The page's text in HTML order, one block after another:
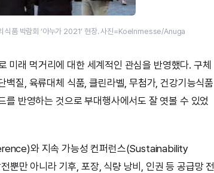
식품 박람회 ‘아누가 2021’ 현장. 사진=Koelnmesse/Anuga
미래 먹거리에 대한 세계적인 관심을 반영했다. 구체
질, 육류대체 식품, 클린라벨, 무첨가, 건강기능식품
반영하는 것으로 부대행사에서도 잘 엿볼 수 있었
와 지속 가능성 컨퍼런스(Sustainability
만 아니라 기후, 포장, 식량 낭비, 인권 등 공급망 전